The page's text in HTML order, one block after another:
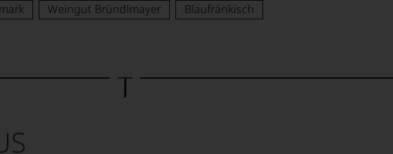
Weingut Bründlmayer Blaufränkisch